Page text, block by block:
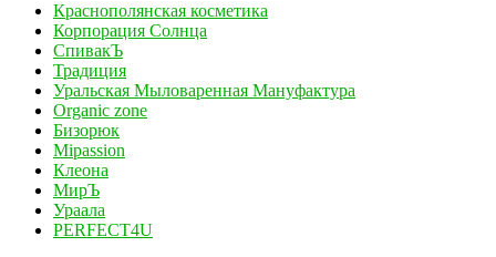
Краснополянская косметика
Корпорация Солнца
СпивакЪ
Традиция
Уральская Мыловаренная Мануфактура
Organic zone
Бизорюк
Mipassion
Клеона
МирЪ
Ураала
PERFECT4U